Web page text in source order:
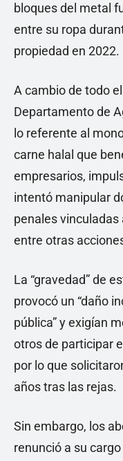
bloques del metal
entre su ropa
propiedad en 2022.
A cambio de todo
Departamento de
lo referente al
carne halal que
empresarios,
intentó manipular
penales
entre otras
La “gravedad” de
provocó un “daño
pública” y exigían
otros de participar
por lo que
años tras las rejas.
Sin embargo, los
renunció a su